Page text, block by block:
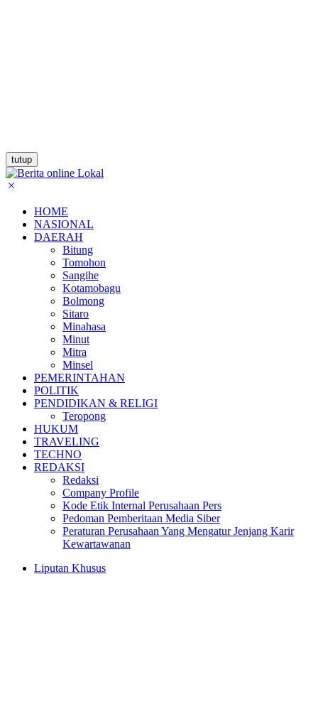
tutup
HOME
NASIONAL
DAERAH
Bitung
Tomohon
Sangihe
Kotamobagu
Bolmong
Sitaro
Minahasa
Minut
Mitra
Minsel
PEMERINTAHAN
POLITIK
PENDIDIKAN & RELIGI
Teropong
HUKUM
TRAVELING
TECHNO
REDAKSI
Redaksi
Company Profile
Kode Etik Internal Perusahaan Pers
Pedoman Pemberitaan Media Siber
Peraturan Perusahaan Yang Mengatur Jenjang Karir
Kewartawanan
Liputan Khusus